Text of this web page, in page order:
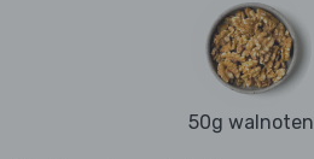
50g walnoten